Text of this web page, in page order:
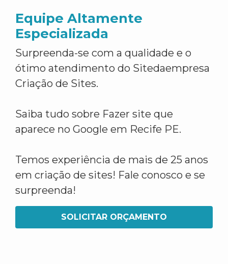
Equipe Altamente
Especializada
Surpreenda-se com a qualidade e o
ótimo atendimento do Sitedaempresa
Criação de Sites.
Saiba tudo sobre Fazer site que
aparece no Google em Recife PE.
Temos experiência de mais de 25 anos
em criação de sites! Fale conosco e se
surpreenda!
SOLICITAR ORÇAMENTO